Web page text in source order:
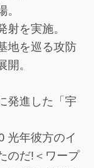
。
射を実施。
地を巡る攻防
。
発進した「宇
光年彼方のイ
のだ!＜ワープ